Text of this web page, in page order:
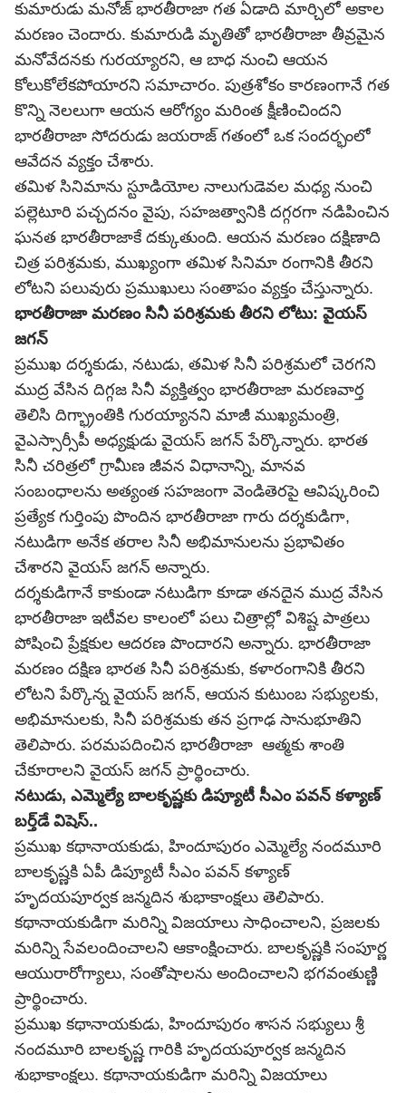
కుమారుడు మనోజ్ భారతీరాజా గత ఏడాది మార్చిలో అకాల
మరణం చెందారు. కుమారుడి మృతితో భారతీరాజా తీవ్రమైన
మనోవేదనకు గురయ్యారని, ఆ బాధ నుంచి ఆయన
కోలుకోలేకపోయారని సమాచారం. పుత్రశోకం కారణంగానే గత
కొన్ని నెలలుగా ఆయన ఆరోగ్యం మరింత క్షీణించిందని
భారతీరాజా సోదరుడు జయరాజ్ గతంలో ఒక సందర్భంలో
ఆవేదన వ్యక్తం చేశారు.
తమిళ సినిమాను స్టూడియోల నాలుగుడెవల మధ్య నుంచి
పల్లెటూరి పచ్చదనం వైపు, సహజత్వానికి దగ్గరగా నడిపించిన
ఘనత భారతీరాజాకే దక్కుతుంది. ఆయన మరణం దక్షిణాది
చిత్ర పరిశ్రమకు, ముఖ్యంగా తమిళ సినిమా రంగానికి తీరని
లోటని పలువురు ప్రముఖులు సంతాపం వ్యక్తం చేస్తున్నారు.
భారతీరాజా మరణం సినీ పరిశ్రమకు తీరని లోటు: వైయస్
జగన్
ప్రముఖ దర్శకుడు, నటుడు, తమిళ సినీ పరిశ్రమలో చెరగని
ముద్ర వేసిన దిగ్గజ సినీ వ్యక్తిత్వం భారతీరాజా మరణవార్త
తెలిసి దిగ్భ్రాంతికి గురయ్యానని మాజీ ముఖ్యమంత్రి,
వైఎస్సార్సీపీ అధ్యక్షుడు వైయస్ జగన్ పేర్కొన్నారు. భారత
సినీ చరిత్రలో గ్రామీణ జీవన విధానాన్ని, మానవ
సంబంధాలను అత్యంత సహజంగా వెండితెరపై ఆవిష్కరించి
ప్రత్యేక గుర్తింపు పొందిన భారతీరాజా గారు దర్శకుడిగా,
నటుడిగా అనేక తరాల సినీ అభిమానులను ప్రభావితం
చేశారని వైయస్ జగన్ అన్నారు.
దర్శకుడిగానే కాకుండా నటుడిగా కూడా తనదైన ముద్ర వేసిన
భారతీరాజా ఇటీవల కాలంలో పలు చిత్రాల్లో విశిష్ట పాత్రలు
పోషించి ప్రేక్షకుల ఆదరణ పొందారని అన్నారు. భారతీరాజా
మరణం దక్షిణ భారత సినీ పరిశ్రమకు, కళారంగానికి తీరని
లోటని పేర్కొన్న వైయస్ జగన్, ఆయన కుటుంబ సభ్యులకు,
అభిమానులకు, సినీ పరిశ్రమకు తన ప్రగాఢ సానుభూతిని
తెలిపారు. పరమపదించిన భారతీరాజా ఆత్మకు శాంతి
చేకూరాలని వైయస్ జగన్ ప్రార్థించారు.
నటుడు, ఎమ్మెల్యే బాలకృష్ణకు డిప్యూటీ సీఎం పవన్ కళ్యాణ్
బర్త్‌డే విషెస్..
ప్రముఖ కథానాయకుడు, హిందూపురం ఎమ్మెల్యే నందమూరి
బాలకృష్ణకి ఏపీ డిప్యూటీ సీఎం పవన్ కళ్యాణ్
హృదయపూర్వక జన్మదిన శుభాకాంక్షలు తెలిపారు.
కథానాయకుడిగా మరిన్ని విజయాలు సాధించాలని, ప్రజలకు
మరిన్ని సేవలందించాలని ఆకాంక్షించారు. బాలకృష్ణకి సంపూర్ణ
ఆయురారోగ్యాలు, సంతోషాలను అందించాలని భగవంతుణ్ణి
ప్రార్థించారు.
ప్రముఖ కథానాయకుడు, హిందూపురం శాసన సభ్యులు శ్రీ
నందమూరి బాలకృష్ణ గారికి హృదయపూర్వక జన్మదిన
శుభాకాంక్షలు. కథానాయకుడిగా మరిన్ని విజయాలు